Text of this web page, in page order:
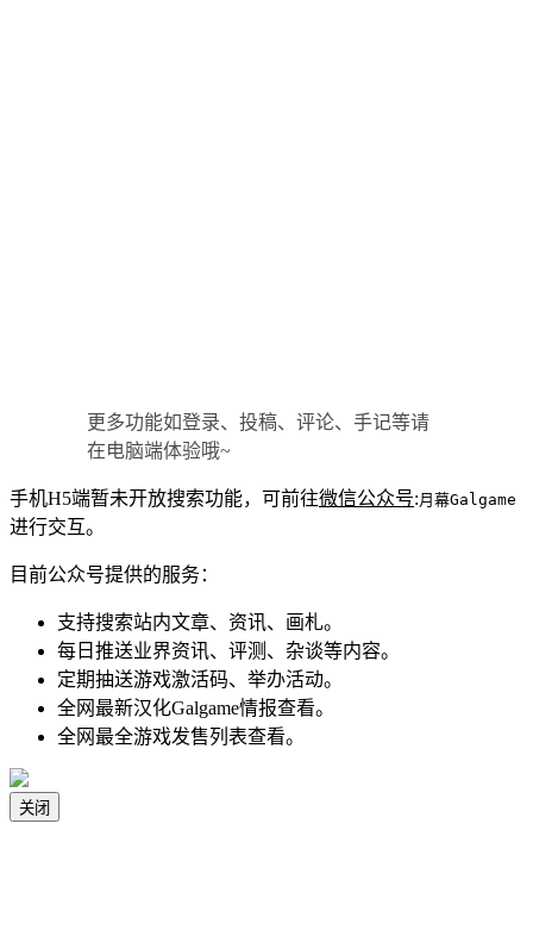
更多功能如登录、投稿、评论、手记等请
在电脑端体验哦~
手机H5端暂未开放搜索功能，可前往微信公众号: 月幕Galgame
进行交互。
目前公众号提供的服务：
支持搜索站内文章、资讯、画札。
每日推送业界资讯、评测、杂谈等内容。
定期抽送游戏激活码、举办活动。
全网最新汉化Galgame情报查看。
全网最全游戏发售列表查看。
关闭